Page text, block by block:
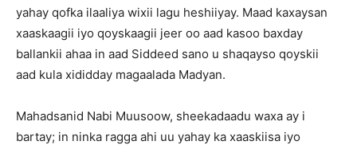
yahay qofka ilaaliya wixii lagu heshiiyay. Maad kaxaysan
xaaskaagii iyo qoyskaagii jeer oo aad kasoo baxday
ballankii ahaa in aad Siddeed sano u shaqayso qoyskii
aad kula xididday magaalada Madyan.
Mahadsanid Nabi Muusoow, sheekadaadu waxa ay i
bartay; in ninka ragga ahi uu yahay ka xaaskiisa iyo